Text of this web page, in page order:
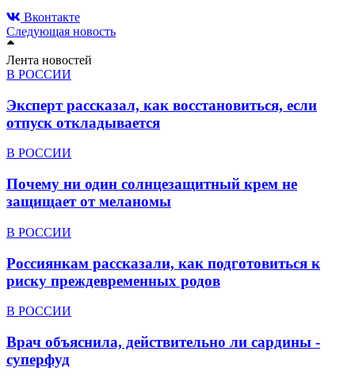
Вконтакте
Следующая новость
Лента новостей
В РОССИИ
Эксперт рассказал, как восстановиться, если
отпуск откладывается
В РОССИИ
Почему ни один солнцезащитный крем не
защищает от меланомы
В РОССИИ
Россиянкам рассказали, как подготовиться к
риску преждевременных родов
В РОССИИ
Врач объяснила, действительно ли сардины -
суперфуд